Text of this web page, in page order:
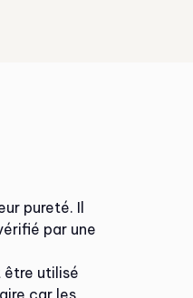
pureté. Il
par une
être utilisé
car les